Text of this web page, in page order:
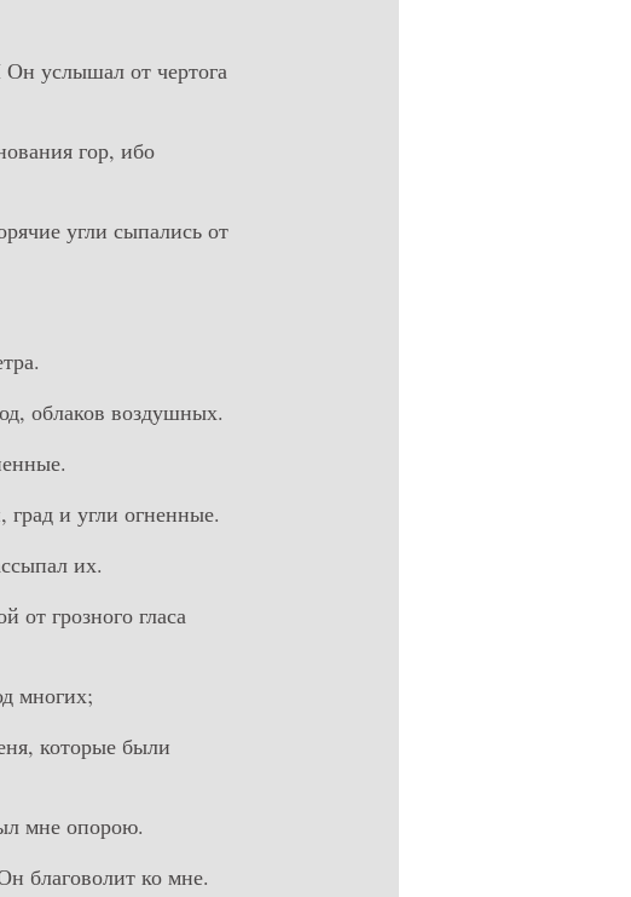
Он услышал от чертога
гор, ибо
угли сыпались от
облаков воздушных.
и угли огненные.
их.
от грозного гласа
многих;
которые были
мне опорою.
благоволит ко мне.